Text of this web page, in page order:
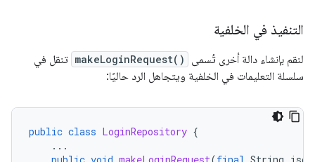
التنفيذ في الخلفية
لنقم بإنشاء دالة أخرى تُسمى makeLoginRequest() تنقل في
سلسلة التعليمات في الخلفية ويتجاهل الرد حاليًا:
public class LoginRepository {
...